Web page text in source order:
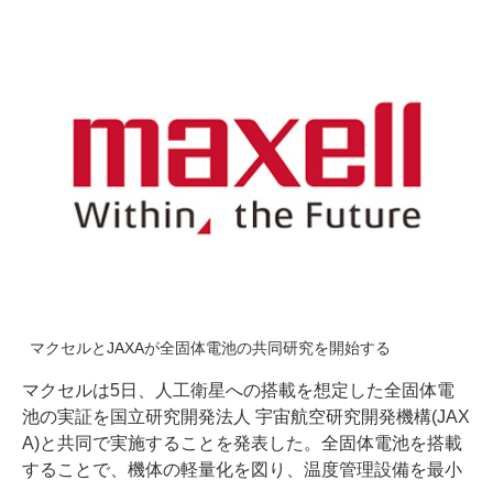
マクセルとJAXAが全固体電池の共同研究を開始する
マクセルは5日、人工衛星への搭載を想定した全固体電
池の実証を国立研究開発法人 宇宙航空研究開発機構(JAX
A)と共同で実施することを発表した。全固体電池を搭載
することで、機体の軽量化を図り、温度管理設備を最小